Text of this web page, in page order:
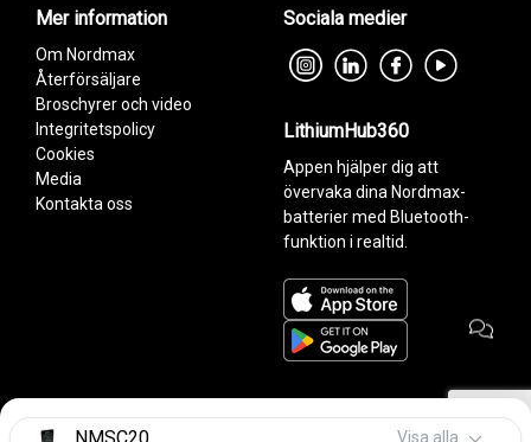
Visa alla
Mer information
Om Nordmax
Återförsäljare
Broschyrer och video
Integritetspolicy
Cookies
Media
Kontakta oss
Sociala medier
LithiumHub360
Appen hjälper dig att
övervaka dina Nordmax-
batterier med Bluetooth-
funktion i realtid.